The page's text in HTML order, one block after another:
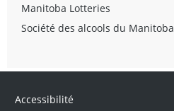
Manitoba Lotteries
Société des alcools du Manitoba
Accessibilité